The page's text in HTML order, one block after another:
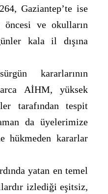
Gaziantep’te ise
ve okulların
kala il dışına
kararlarının
AİHM, yüksek
tarafından tespit
da üyelerimize
hükmeden kararlar
yatan en temel
izlediği eşitsiz,